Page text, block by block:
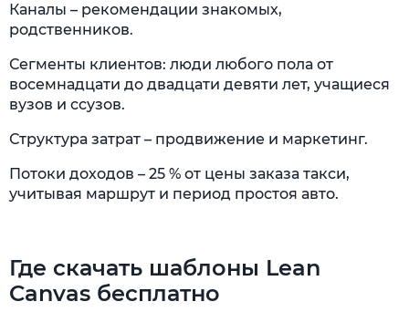
Каналы – рекомендации знакомых,
родственников.
Сегменты клиентов: люди любого пола от
восемнадцати до двадцати девяти лет, учащиеся
вузов и ссузов.
Структура затрат – продвижение и маркетинг.
Потоки доходов – 25 % от цены заказа такси,
учитывая маршрут и период простоя авто.
Где скачать шаблоны Lean
Canvas бесплатно